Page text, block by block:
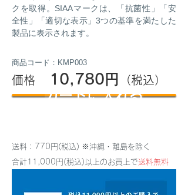
クを取得。SIAAマークは、「抗菌性」「安
全性」「適切な表示」3つの基準を満たした
製品に表示されます。
商品コード：KMP003
価格 10,780円 （税込）
カートに入れる
送料：770円(税込) ※沖縄・離島を除く
合計11,000円(税込)以上のお買上で送料無料